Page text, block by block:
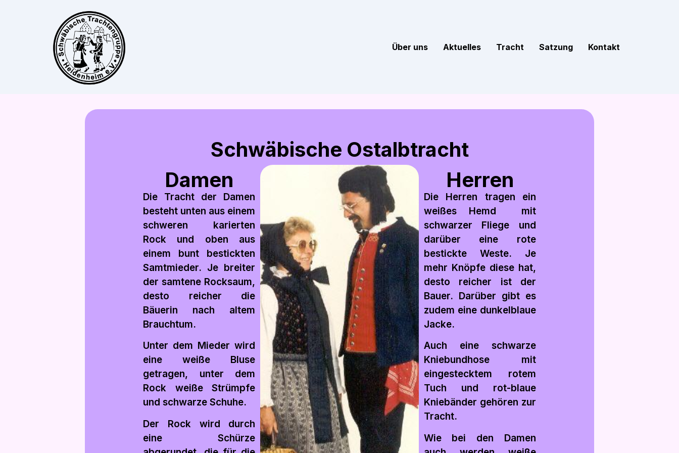
Über uns Aktuelles Tracht Satzung Kontakt
Schwäbische Ostalbtracht
Damen
Die Tracht der Damen
besteht unten aus einem
schweren karierten
Rock und oben aus
einem bunt bestickten
Samtmieder. Je breiter
der samtene Rocksaum,
desto reicher die
Bäuerin nach altem
Brauchtum.
Unter dem Mieder wird
eine weiße Bluse
getragen, unter dem
Rock weiße Strümpfe
und schwarze Schuhe.
Der Rock wird durch
eine Schürze
Herren
Die Herren tragen ein
weißes Hemd mit
schwarzer Fliege und
darüber eine rote
bestickte Weste. Je
mehr Knöpfe diese hat,
desto reicher ist der
Bauer. Darüber gibt es
zudem eine dunkelblaue
Jacke.
Auch eine schwarze
Kniebundhose mit
eingestecktem rotem
Tuch und rot-blaue
Kniebänder gehören zur
Tracht.
Wie bei den Damen